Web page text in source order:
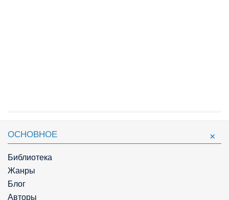
ОСНОВНОЕ
Библиотека
Жанры
Блог
Авторы